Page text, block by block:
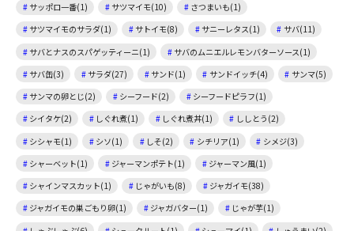
サッポロ一番(1)
サツマイモ(10)
さつまいも(1)
サツマイモのサラダ(1)
サトイモ(8) サニーレタス(1)
サバ(11)
サバとナスのスパゲッティーニ(1)
サバのムニエルレモンバターソース(1)
サバ缶(3)
サラダ(27) サンド(1) サンドイッチ(4)
サンマ(5)
サンマの卵とじ(2)
シーフード(2)
シーフードピラフ(1)
シイタケ(2)
しぐれ煮(1) しぐれ煮丼(1)
ししとう(2)
シシャモ(1)
シソ(1) しそ(2) シチリア(1)
シメジ(3)
シャーベット(1)
ジャーマンポテト(1)
ジャーマン風(1)
シャインマスカット(1)
じゃがいも(8)
ジャガイモ(38)
ジャガイモの巣ごもり卵(1)
ジャガバター(1)
じゃが芋(1)